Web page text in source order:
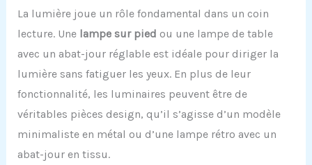
La lumière joue un rôle fondamental dans un coin
lecture. Une lampe sur pied ou une lampe de table
avec un abat-jour réglable est idéale pour diriger la
lumière sans fatiguer les yeux. En plus de leur
fonctionnalité, les luminaires peuvent être de
véritables pièces design, qu’il s’agisse d’un modèle
minimaliste en métal ou d’une lampe rétro avec un
abat-jour en tissu.